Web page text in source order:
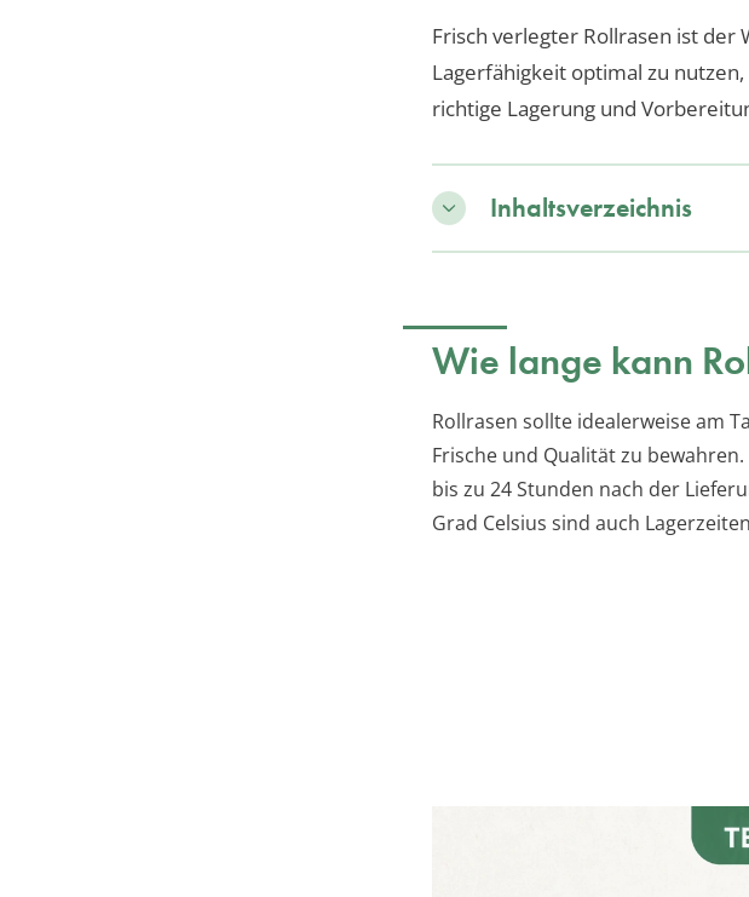
Frisch verlegter Rollrasen ist der
Lagerfähigkeit optimal zu
richtige Lagerung und
Inhaltsverzeichnis
Wie lange kann
Rollrasen sollte idealerweise am
Frische und Qualität zu
bis zu 24 Stunden nach der
Grad Celsius sind auch